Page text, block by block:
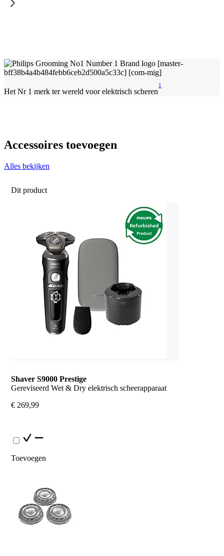
Het Nr 1 merk ter wereld voor elektrisch scheren
1
Accessoires toevoegen
Alles bekijken
Dit product
Shaver S9000 Prestige
Gereviseerd Wet & Dry elektrisch scheerapparaat
€ 269,99
Toevoegen